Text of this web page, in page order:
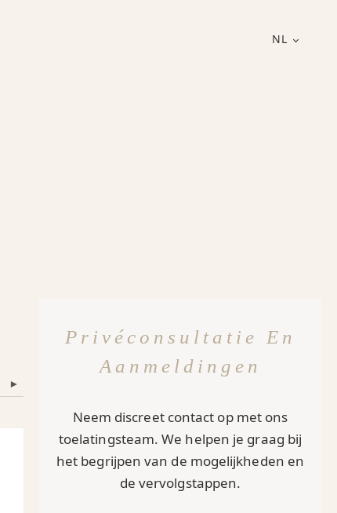
NL
▾
Privéconsultatie En
Aanmeldingen
Neem discreet contact op met ons
toelatingsteam. We helpen je graag bij
het begrijpen van de mogelijkheden en
de vervolgstappen.